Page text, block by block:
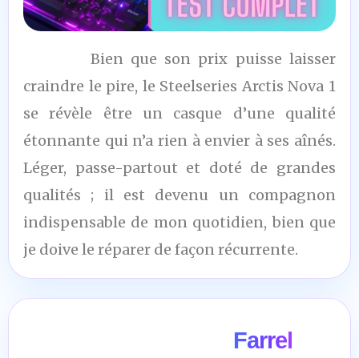
7,5
/10
Bien que son prix puisse laisser
craindre le pire, le Steelseries Arctis Nova 1
se révèle être un casque d’une qualité
étonnante qui n’a rien à envier à ses aînés.
Léger, passe-partout et doté de grandes
qualités ; il est devenu un compagnon
indispensable de mon quotidien, bien que
je doive le réparer de façon récurrente.
Farrel